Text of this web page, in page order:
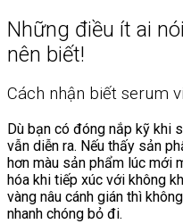
Những điều ít ai
nên biết!
Cách nhận biết serum
Dù bạn có đóng nắp kỹ khi
vẫn diễn ra. Nếu thấy sản
hơn màu sản phẩm lúc mới
hóa khi tiếp xúc với không
vàng nâu cánh gián thì
nhanh chóng bỏ đi.